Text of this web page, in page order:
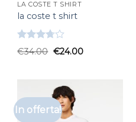
LA COSTE T SHIRT
la coste t shirt
Valutato
3.67su
€34.00 €24.00
In offerta!